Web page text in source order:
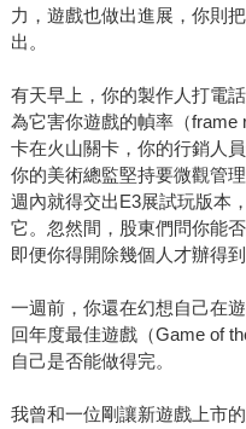
力，遊戲也做出進展，你則
出。
有天早上，你的製作人打電
為它害你遊戲的幀率（frame
卡在火山關卡，你的行銷人
你的美術總監堅持要微觀管
週內就得交出E3展試玩版本
它。忽然間，股東們問你能
即便你得開除幾個人才辦得到
一週前，你還在幻想自己在
回年度最佳遊戲（Game of
自己是否能做得完。
我曾和一位剛讓新遊戲上市